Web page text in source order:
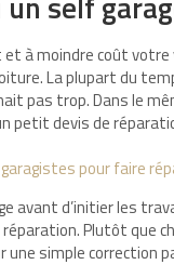
à moindre coût
La plupart du
pas trop. Dans le
petit devis de
pour faire
avant d’initier les
Plutôt que
simple correction